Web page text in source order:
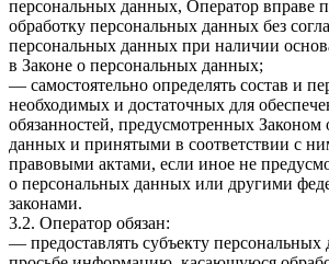
персональных данных, Оператор вправе
обработку персональных данных без
персональных данных при наличии
в Законе о персональных данных;
— самостоятельно определять состав и
необходимых и достаточных для
обязанностей, предусмотренных Законом
данных и принятыми в соответствии с
правовыми актами, если иное не
о персональных данных или другими
законами.
3.2. Оператор обязан:
— предоставлять субъекту персональных